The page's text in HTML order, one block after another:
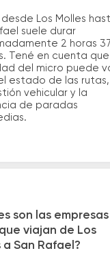
desde Los Molles
suele durar
2 horas
Tené en cuenta
del micro puede
estado de las
vehicular y la
de paradas
son las
viajan de Los
a San Rafael?